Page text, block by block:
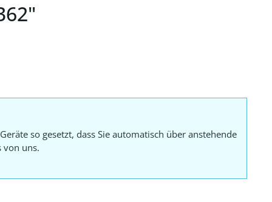
so gesetzt, dass Sie automatisch über anstehende
von uns.